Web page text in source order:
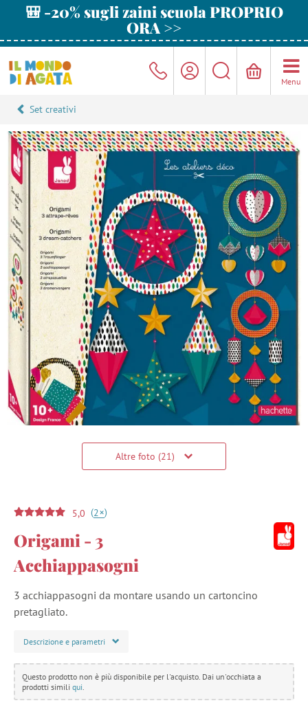
🎒 -20% sugli zaini scuola PROPRIO
ORA >>
Menu
Set creativi
Altre foto (21)
5,0 (2+)
Origami - 3
Acchiappasogni
3 acchiappasogni da montare usando un cartoncino
pretagliato.
Descrizione e parametri
Questo prodotto non è più disponibile per l'acquisto. Dai un'occhiata a
prodotti simili qui